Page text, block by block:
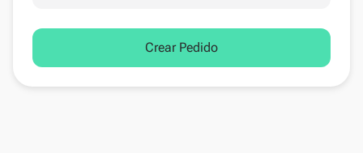
Crear Pedido